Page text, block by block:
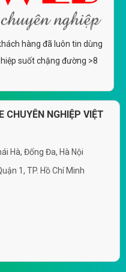
hàng đã luôn tin dùng
suốt chặng đường >8
CHUYÊN NGHIỆP VIỆT
Hà, Đống Đa, Hà Nội
1, TP. Hồ Chí Minh